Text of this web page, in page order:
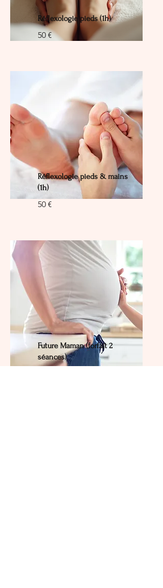
Réflexologie pieds (1h)
50 €
Réflexologie pieds & mains
(1h)
50 €
Future Maman (forfait 2
séances)